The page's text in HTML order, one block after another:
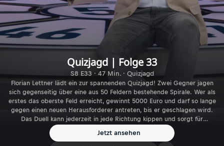
Quizjagd | Folge 33
S8 E33 · 47 Min. · Quizjagd
Florian Lettner lädt ein zur spannenden Quizjagd! Zwei Gegner jagen
sich gegenseitig über eine aus 50 Feldern bestehende Spirale. Wer als
erstes das oberste Feld erreicht, gewinnt 5000 Euro und darf so lange
gegen einen neuen Herausforderer antreten, bis er geschlagen wird.
Das Duell kann jederzeit in jede Richtung kippen und sorgt für
Jetzt ansehen